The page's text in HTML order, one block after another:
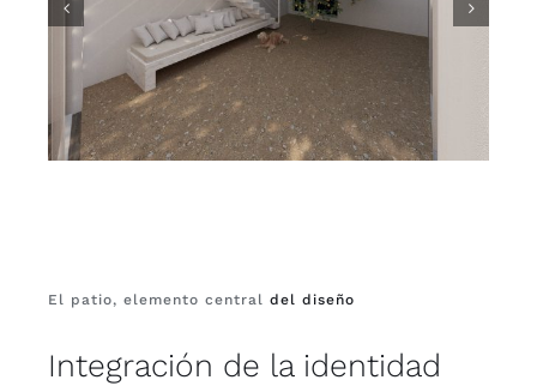
El patio, elemento central del diseño
Integración de la identidad